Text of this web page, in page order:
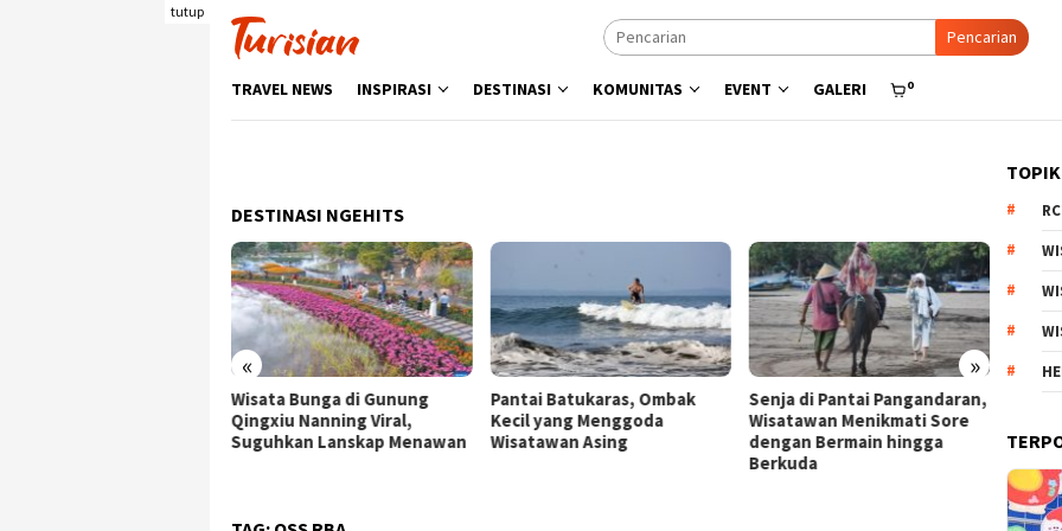
tutup
Pencarian
TRAVEL NEWS INSPIRASI DESTINASI KOMUNITAS EVENT GALERI 0
DESTINASI NGEHITS
« »
Pantai Batukaras, Ombak
Kecil yang Menggoda
Wisatawan Asing
Senja di Pantai Pangandaran,
Wisatawan Menikmati Sore
dengan Bermain hingga
Menyisir Asa di Pantai Bulbul
Danau Toba, Potensi Wisata
Pasir Putih